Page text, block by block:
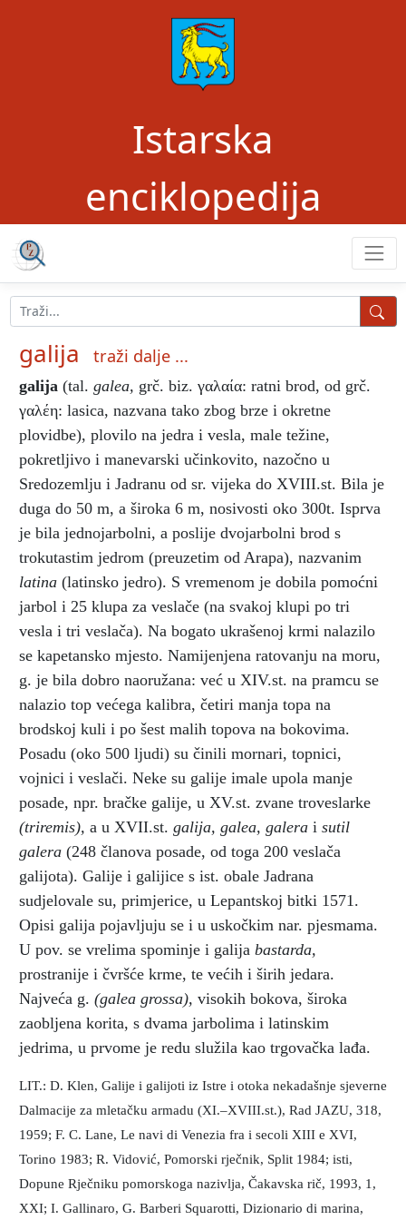
Istarska
enciklopedija
galija traži dalje ...
galija (tal. galea, grč. biz. γαλαία: ratni brod, od grč.
γαλέη: lasica, nazvana tako zbog brze i okretne
plovidbe), plovilo na jedra i vesla, male težine,
pokretljivo i manevarski učinkovito, nazočno u
Sredozemlju i Jadranu od sr. vijeka do XVIII.st. Bila je
duga do 50 m, a široka 6 m, nosivosti oko 300t. Isprva
je bila jednojarbolni, a poslije dvojarbolni brod s
trokutastim jedrom (preuzetim od Arapa), nazvanim
latina (latinsko jedro). S vremenom je dobila pomoćni
jarbol i 25 klupa za veslače (na svakoj klupi po tri
vesla i tri veslača). Na bogato ukrašenoj krmi nalazilo
se kapetansko mjesto. Namijenjena ratovanju na moru,
g. je bila dobro naoružana: već u XIV.st. na pramcu se
nalazio top većega kalibra, četiri manja topa na
brodskoj kuli i po šest malih topova na bokovima.
Posadu (oko 500 ljudi) su činili mornari, topnici,
vojnici i veslači. Neke su galije imale upola manje
posade, npr. bračke galije, u XV.st. zvane troveslarke
(triremis), a u XVII.st. galija, galea, galera i sutil
galera (248 članova posade, od toga 200 veslača
galijota). Galije i galijice s ist. obale Jadrana
sudjelovale su, primjerice, u Lepantskoj bitki 1571.
Opisi galija pojavljuju se i u uskočkim nar. pjesmama.
U pov. se vrelima spominje i galija bastarda,
prostranije i čvršće krme, te većih i širih jedara.
Najveća g. (galea grossa), visokih bokova, široka
zaobljena korita, s dvama jarbolima i latinskim
jedrima, u prvome je redu služila kao trgovačka lađa.
LIT.: D. Klen, Galije i galijoti iz Istre i otoka nekadašnje sjeverne
Dalmacije za mletačku armadu (XI.–XVIII.st.), Rad JAZU, 318,
1959; F. C. Lane, Le navi di Venezia fra i secoli XIII e XVI,
Torino 1983; R. Vidović, Pomorski rječnik, Split 1984; isti,
Dopune Rječniku pomorskoga nazivlja, Čakavska rič, 1993, 1,
XXI; I. Gallinaro, G. Barberi Squarotti, Dizionario di marina,